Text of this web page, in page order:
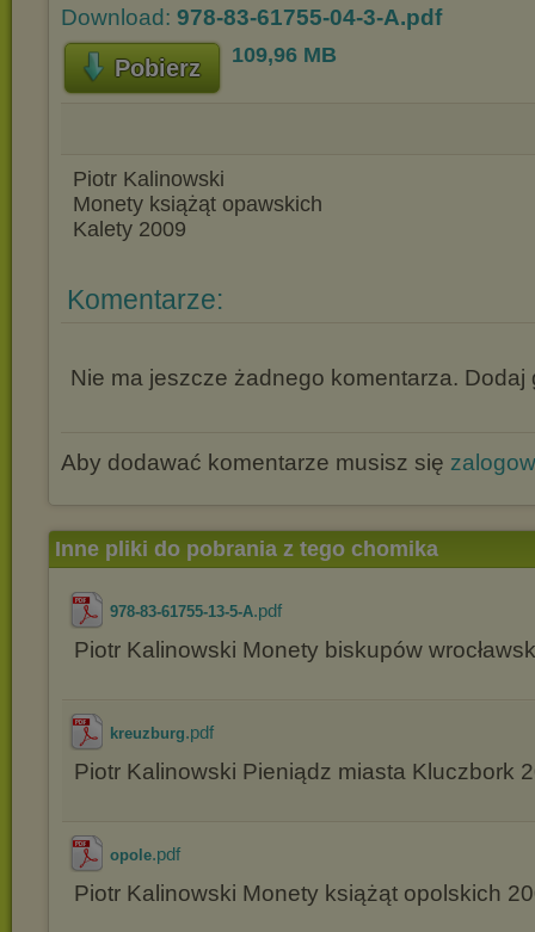
Download: 978-83-61755-04-3-A.pdf
Pobierz 109,96 MB
Piotr Kalinowski
Monety książąt opawskich
Kalety 2009
Komentarze:
Nie ma jeszcze żadnego komentarza. Dodaj
Aby dodawać komentarze musisz się
Inne pliki do pobrania z tego chomika
978-83-61755-13-5-A.pdf
Piotr Kalinowski Monety biskupów
kreuzburg.pdf
Piotr Kalinowski Pieniądz miasta Kluczbork
opole.pdf
Piotr Kalinowski Monety książąt opolskich